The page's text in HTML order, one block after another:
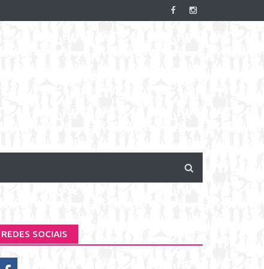
REDES SOCIAIS